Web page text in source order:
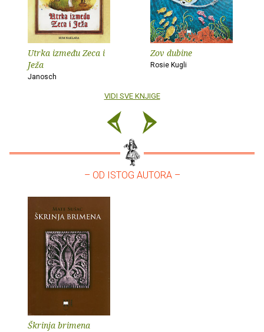
Utrka između Zeca i
Ježa
Janosch
Zov dubine
Rosie Kugli
VIDI SVE KNJIGE
– OD ISTOG AUTORA –
Škrinja brimena